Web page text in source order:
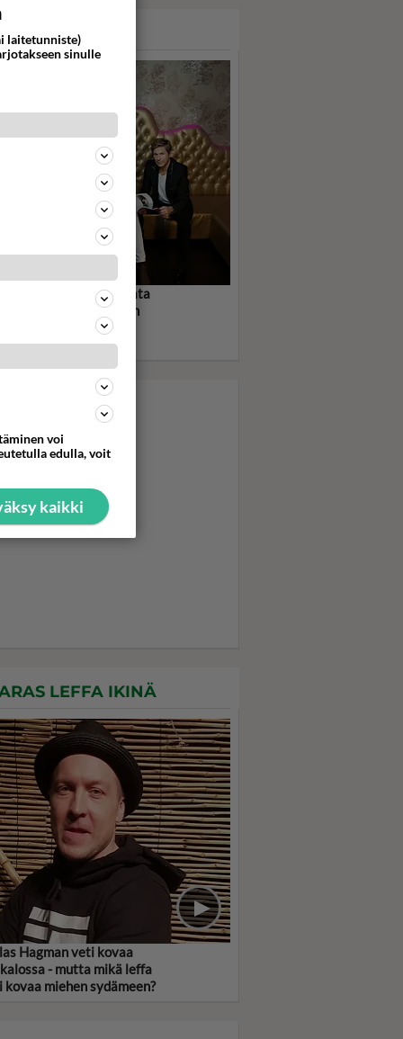
Duran uskalsi meikata
- Pop-ura lentoon
musavideolla -
video tästä!
LEFFA IKINÄ
Hagman veti kovaa
- mutta mikä leffa
kovaa miehen sydämeen?
laitetunniste)
sinulle
voi
edulla, voit
kaikki